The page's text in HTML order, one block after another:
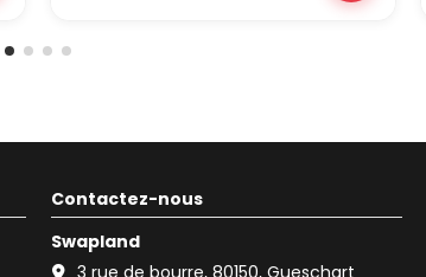
Contactez-nous
Swapland